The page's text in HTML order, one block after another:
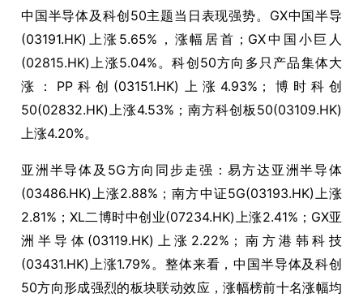
中国半导体及科创50主题当日表现强势。GX中国半导
(03191.HK)上涨5.65%，涨幅居首；GX中国小巨人
(02815.HK)上涨5.04%。科创50方向多只产品集体大
涨：PP科创(03151.HK)上涨4.93%；博时科创
50(02832.HK)上涨4.53%；南方科创板50(03109.HK)
上涨4.20%。
亚洲半导体及5G方向同步走强：易方达亚洲半导体
(03486.HK)上涨2.88%；南方中证5G(03193.HK)上涨
2.81%；XL二博时中创业(07234.HK)上涨2.41%；GX亚
洲半导体(03119.HK)上涨2.22%；南方港韩科技
(03431.HK)上涨1.79%。整体来看，中国半导体及科创
50方向形成强烈的板块联动效应，涨幅榜前十名涨幅均